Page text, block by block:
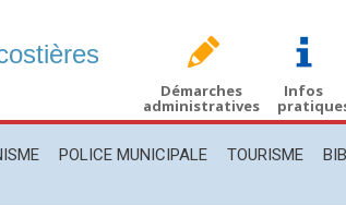
Démarches
administratives
Infos
POLICE MUNICIPALE TOURISME
POLICE MUNICIPALE TOURISME